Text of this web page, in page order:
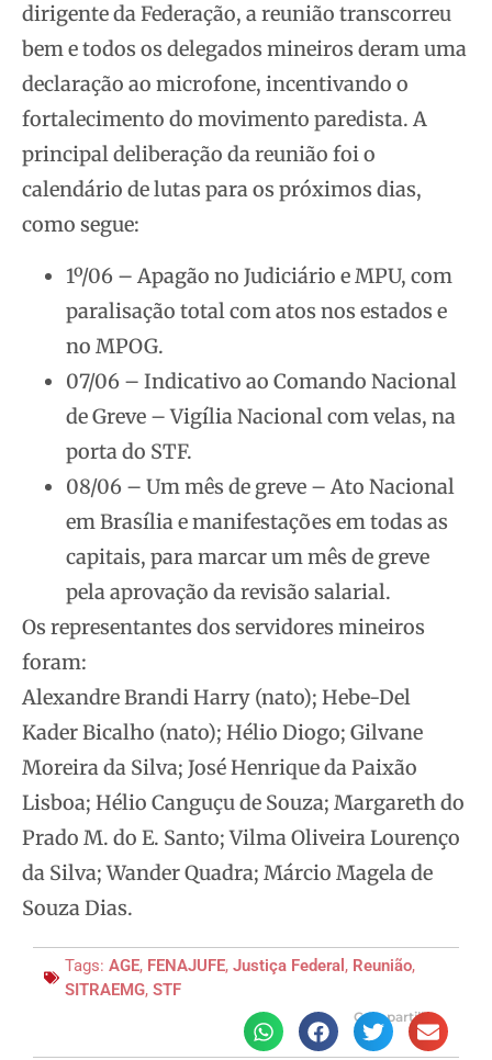
dirigente da Federação, a reunião transcorreu
bem e todos os delegados mineiros deram uma
declaração ao microfone, incentivando o
fortalecimento do movimento paredista. A
principal deliberação da reunião foi o
calendário de lutas para os próximos dias,
como segue:
1º/06 – Apagão no Judiciário e MPU, com
paralisação total com atos nos estados e
no MPOG.
07/06 – Indicativo ao Comando Nacional
de Greve – Vigília Nacional com velas, na
porta do STF.
08/06 – Um mês de greve – Ato Nacional
em Brasília e manifestações em todas as
capitais, para marcar um mês de greve
pela aprovação da revisão salarial.
Os representantes dos servidores mineiros
foram:
Alexandre Brandi Harry (nato); Hebe-Del
Kader Bicalho (nato); Hélio Diogo; Gilvane
Moreira da Silva; José Henrique da Paixão
Lisboa; Hélio Canguçu de Souza; Margareth do
Prado M. do E. Santo; Vilma Oliveira Lourenço
da Silva; Wander Quadra; Márcio Magela de
Souza Dias.
Tags: AGE, FENAJUFE, Justiça Federal , Reunião,
SITRAEMG, STF
Compartilhe